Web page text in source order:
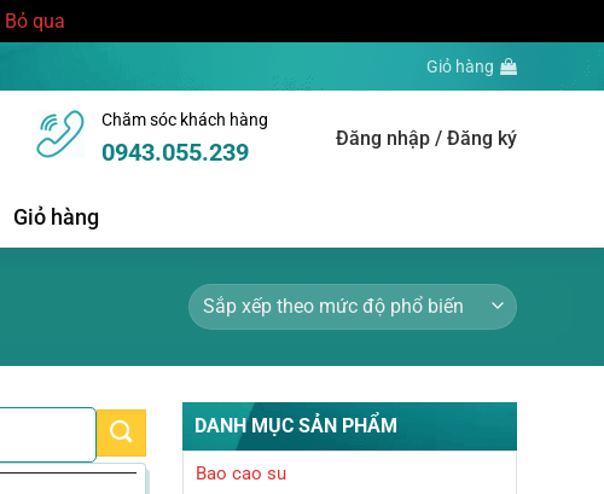
Bỏ qua
Giỏ hàng
Chăm sóc khách hàng
0943.055.239 Đăng nhập / Đăng ký
Giỏ hàng
DANH MỤC SẢN PHẨM
Bao cao su